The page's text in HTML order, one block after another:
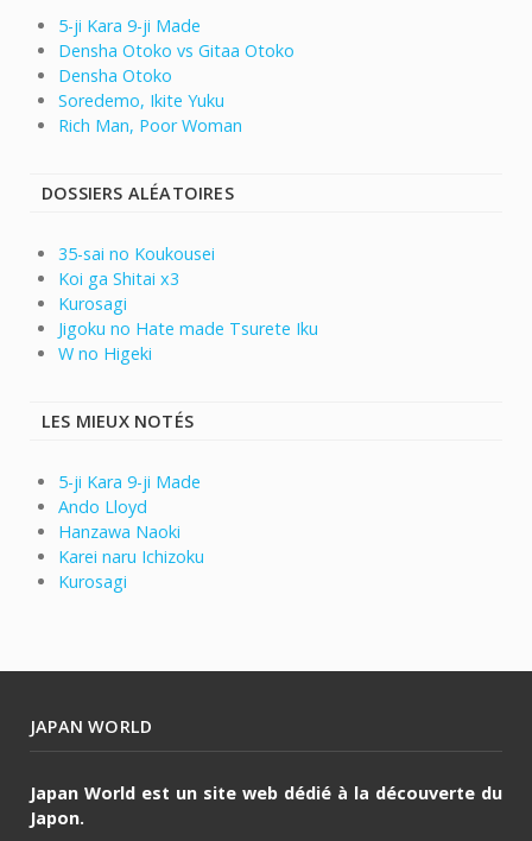
5-ji Kara 9-ji Made
Densha Otoko vs Gitaa Otoko
Densha Otoko
Soredemo, Ikite Yuku
Rich Man, Poor Woman
DOSSIERS ALÉATOIRES
35-sai no Koukousei
Koi ga Shitai x3
Kurosagi
Jigoku no Hate made Tsurete Iku
W no Higeki
LES MIEUX NOTÉS
5-ji Kara 9-ji Made
Ando Lloyd
Hanzawa Naoki
Karei naru Ichizoku
Kurosagi
JAPAN WORLD
Japan World est un site web dédié à la découverte du
Japon.